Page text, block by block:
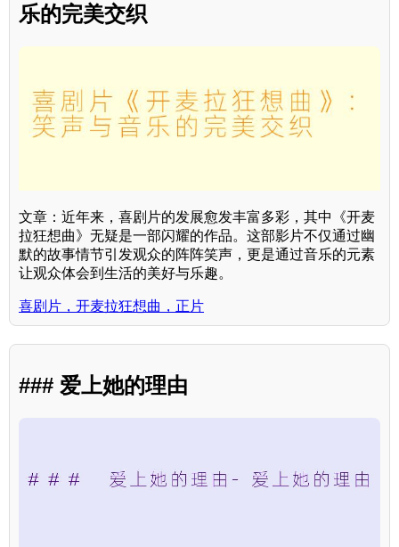
乐的完美交织
文章：近年来，喜剧片的发展愈发丰富多彩，其中《开麦
拉狂想曲》无疑是一部闪耀的作品。这部影片不仅通过幽
默的故事情节引发观众的阵阵笑声，更是通过音乐的元素
让观众体会到生活的美好与乐趣。
喜剧片，开麦拉狂想曲，正片
### 爱上她的理由